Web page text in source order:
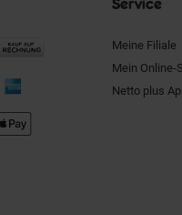
Meine Filiale
Mein Online-
Netto plus